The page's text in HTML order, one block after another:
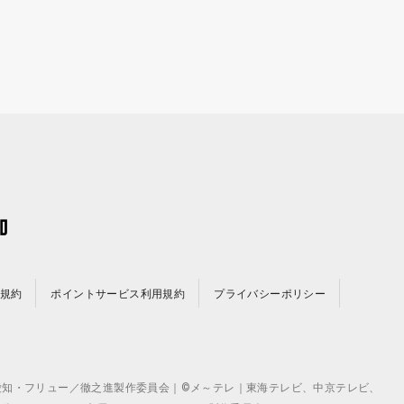
約 ポイントサービス利用規約 プライバシーポリシー
フリュー／徹之進製作委員会｜©メ～テレ｜東海テレビ、中京テレビ、